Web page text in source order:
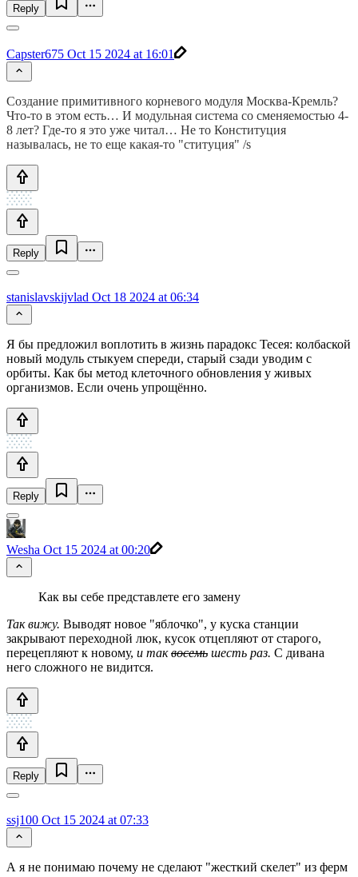
Reply
Capster675 Oct 15 2024 at 16:01
Cоздание примитивного корневого модуля Москва-Кремль?
Что-то в этом есть… И модульная система со сменяемостью 4-
8 лет? Где-то я это уже читал… Не то Конституция
называлась, не то еще какая-то "ституция" /s
Reply
stanislavskijvlad Oct 18 2024 at 06:34
Я бы предложил воплотить в жизнь парадокс Тесея: колбаской
новый модуль стыкуем спереди, старый сзади уводим с
орбиты. Как бы метод клеточного обновления у живых
организмов. Если очень упрощённо.
Reply
Wesha Oct 15 2024 at 00:20
Как вы себе представлете его замену
Так вижу. Выводят новое "яблочко", у куска станции
закрывают переходной люк, кусок отцепляют от старого,
перецепляют к новому, и таквосемь шесть раз. С дивана
него сложного не видится.
Reply
ssj100 Oct 15 2024 at 07:33
А я не понимаю почему не сделают "жесткий скелет" из ферм